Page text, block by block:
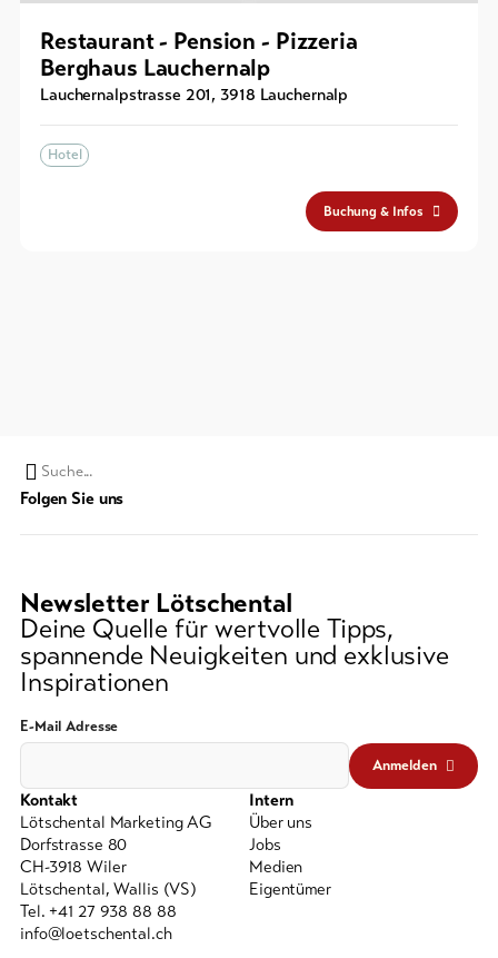
Restaurant - Pension - Pizzeria
Berghaus Lauchernalp
Lauchernalpstrasse 201, 3918 Lauchernalp
Hotel
Buchung & Infos
Suchwort
Folgen Sie uns
Newsletter Lötschental
Deine Quelle für wertvolle Tipps,
spannende Neuigkeiten und exklusive
Inspirationen
E-Mail Adresse
Anmelden
Kontakt
Lötschental Marketing AG
Dorfstrasse 80
CH-3918 Wiler
Lötschental, Wallis (VS)
Tel. +41 27 938 88 88
info@loetschental.ch
Intern
Über uns
Jobs
Medien
Eigentümer